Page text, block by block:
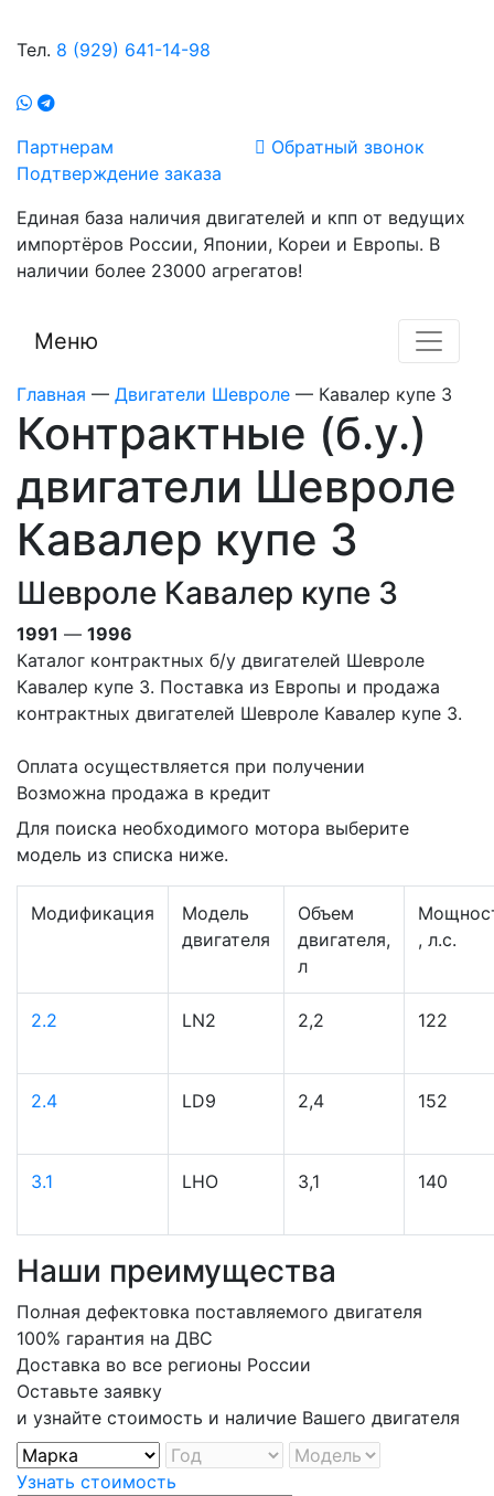
Тел. 8 (929) 641-14-98
Партнерам
Подтверждение заказа
Обратный звонок
Единая база наличия двигателей и кпп от ведущих
импортёров России, Японии, Кореи и Европы. В
наличии более 23000 агрегатов!
Меню
Главная — Двигатели Шевроле — Кавалер купе 3
Контрактные (б.у.)
двигатели Шевроле
Кавалер купе 3
Шевроле Кавалер купе 3
1991 — 1996
Каталог контрактных б/у двигателей Шевроле
Кавалер купе 3. Поставка из Европы и продажа
контрактных двигателей Шевроле Кавалер купе 3.
Оплата осуществляется при получении
Возможна продажа в кредит
Для поиска необходимого мотора выберите
модель из списка ниже.
Модификация
Модель
двигателя
Объем
двигателя,
л
, л.с.
2.2 LN2 2,2 122
2.4 LD9 2,4 152
3.1 LHO 3,1 140
Наши преимущества
Полная дефектовка поставляемого двигателя
100% гарантия на ДВС
Доставка во все регионы России
Оставьте заявку
и узнайте стоимость и наличие Вашего двигателя
Узнать стоимость